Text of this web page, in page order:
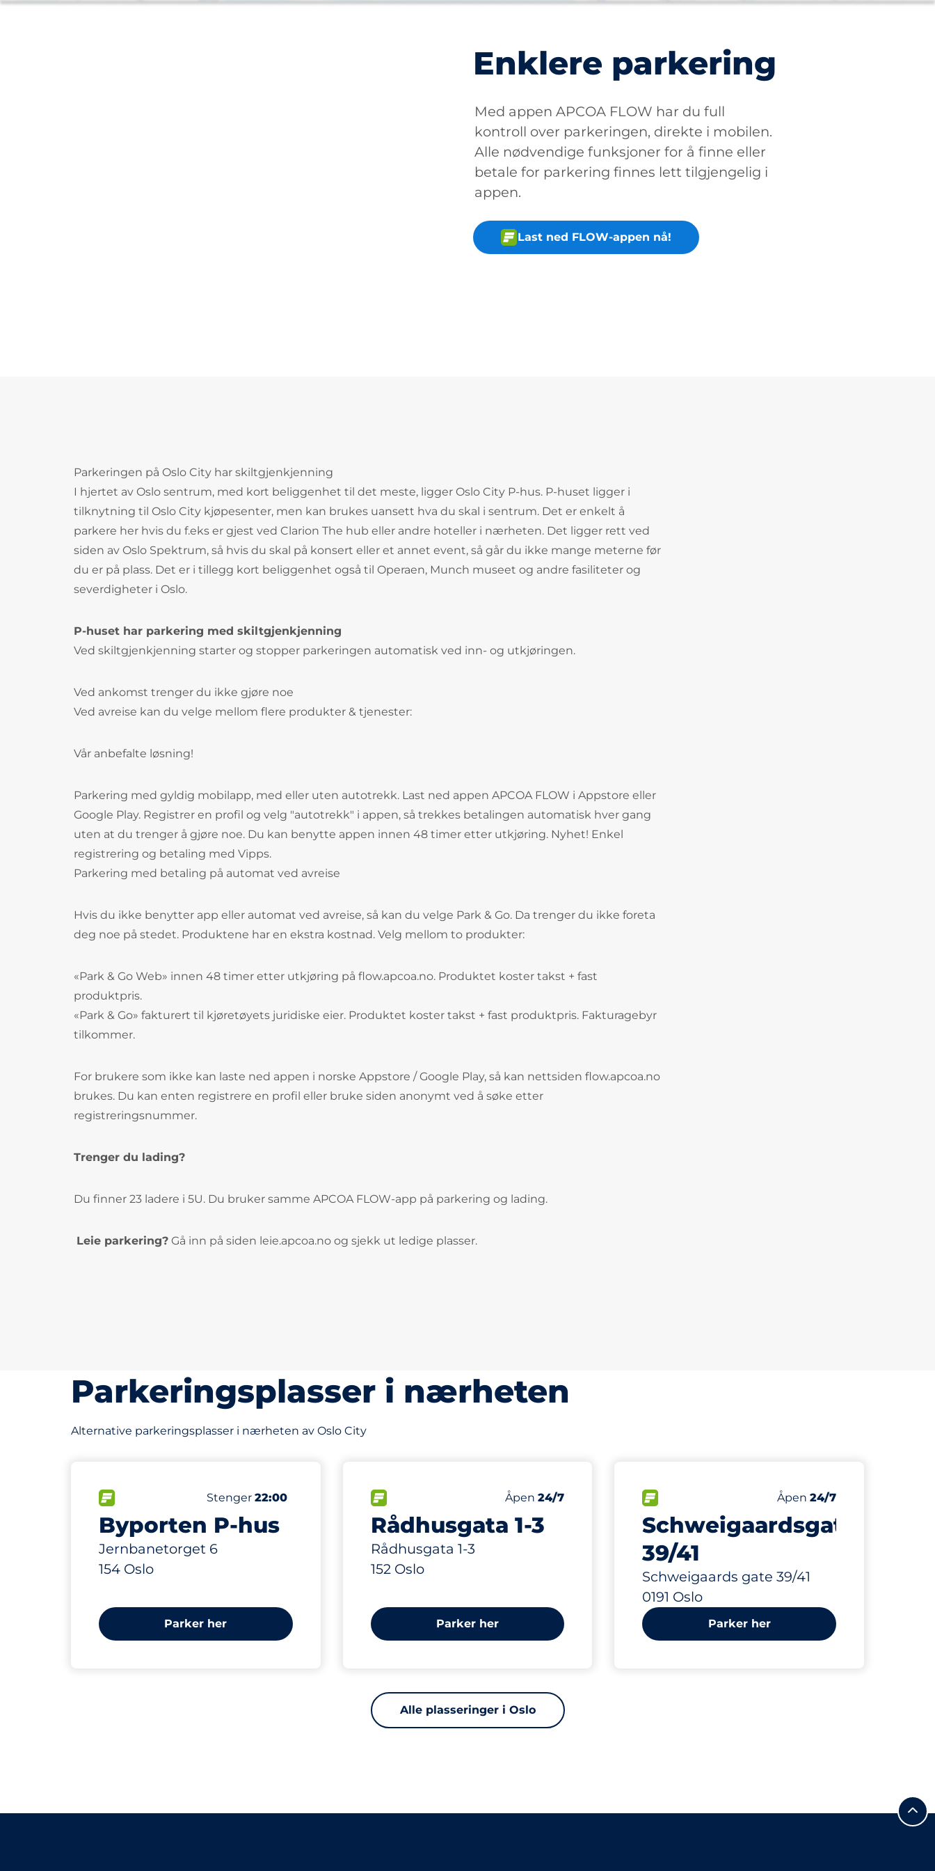
Enklere parkering
Med appen APCOA FLOW har du full
kontroll over parkeringen, direkte i mobilen.
Alle nødvendige funksjoner for å finne eller
betale for parkering finnes lett tilgjengelig i
appen.
Last ned FLOW-appen nå!
Parkeringen på Oslo City har skiltgjenkjenning
I hjertet av Oslo sentrum, med kort beliggenhet til det meste, ligger Oslo City P-hus. P-huset ligger i
tilknytning til Oslo City kjøpesenter, men kan brukes uansett hva du skal i sentrum. Det er enkelt å
parkere her hvis du f.eks er gjest ved Clarion The hub eller andre hoteller i nærheten. Det ligger rett ved
siden av Oslo Spektrum, så hvis du skal på konsert eller et annet event, så går du ikke mange meterne før
du er på plass. Det er i tillegg kort beliggenhet også til Operaen, Munch museet og andre fasiliteter og
severdigheter i Oslo.
P-huset har parkering med skiltgjenkjenning
Ved skiltgjenkjenning starter og stopper parkeringen automatisk ved inn- og utkjøringen.
Ved ankomst trenger du ikke gjøre noe
Ved avreise kan du velge mellom flere produkter & tjenester:
Vår anbefalte løsning!
Parkering med gyldig mobilapp, med eller uten autotrekk. Last ned appen APCOA FLOW i Appstore eller
Google Play. Registrer en profil og velg "autotrekk" i appen, så trekkes betalingen automatisk hver gang
uten at du trenger å gjøre noe. Du kan benytte appen innen 48 timer etter utkjøring. Nyhet! Enkel
registrering og betaling med Vipps.
Parkering med betaling på automat ved avreise
Hvis du ikke benytter app eller automat ved avreise, så kan du velge Park & Go. Da trenger du ikke foreta
deg noe på stedet. Produktene har en ekstra kostnad. Velg mellom to produkter:
«Park & Go Web» innen 48 timer etter utkjøring på flow.apcoa.no. Produktet koster takst + fast
produktpris.
«Park & Go» fakturert til kjøretøyets juridiske eier. Produktet koster takst + fast produktpris. Fakturagebyr
tilkommer.
For brukere som ikke kan laste ned appen i norske Appstore / Google Play, så kan nettsiden flow.apcoa.no
brukes. Du kan enten registrere en profil eller bruke siden anonymt ved å søke etter
registreringsnummer.
Trenger du lading?
Du finner 23 ladere i 5U. Du bruker samme APCOA FLOW-app på parkering og lading.
Leie parkering? Gå inn på siden leie.apcoa.no og sjekk ut ledige plasser.
Parkeringsplasser i nærheten
Alternative parkeringsplasser i nærheten av Oslo City
Byporten P-hus
Jernbanetorget 6
154 Oslo
Antall parkeringsplasser:
Parkeringsplasser
Ladeplasser
Lørdag
Stenger 22:00
Parker her
Rådhusgata 1-3
Rådhusgata 1-3
152 Oslo
Antall parkeringsplasser:
Parkeringsplasser
49
Lørdag
Åpen24/7
Parker her
Schweigaardsgate
39/41
Schweigaards gate 39/41
0191 Oslo
Antall parkeringsplasser:
Parkeringsplasser
40
Lørdag
Åpen 24/7
Parker her
Alle plasseringer i Oslo